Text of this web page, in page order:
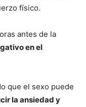
físico.
antes de la
en el
que el sexo puede
la ansiedad y